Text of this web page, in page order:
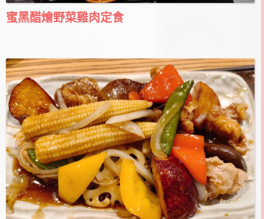
蜜黑醋燴野菜雞肉定食